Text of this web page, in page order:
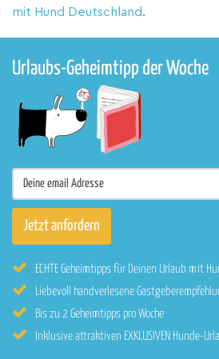
mit Hund Deutschland.
Urlaubs-Geheimtipp der Woche
ECHTE Geheimtipps für Deinen Urlaub mit
Liebevoll handverlesene
Bis zu 2 Geheimtipps pro Woche
Inklusive attraktiven EXKLUSIVEN Hunde-